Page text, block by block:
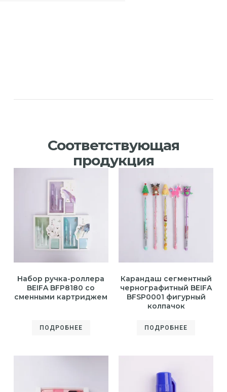
Соответствующая
продукция
Набор ручка-роллера
BEIFA BFP8180 со
сменными картриджем
ПОДРОБНЕЕ
Карандаш сегментный
чернографитный BEIFA
BFSP0001 фигурный
колпачок
ПОДРОБНЕЕ